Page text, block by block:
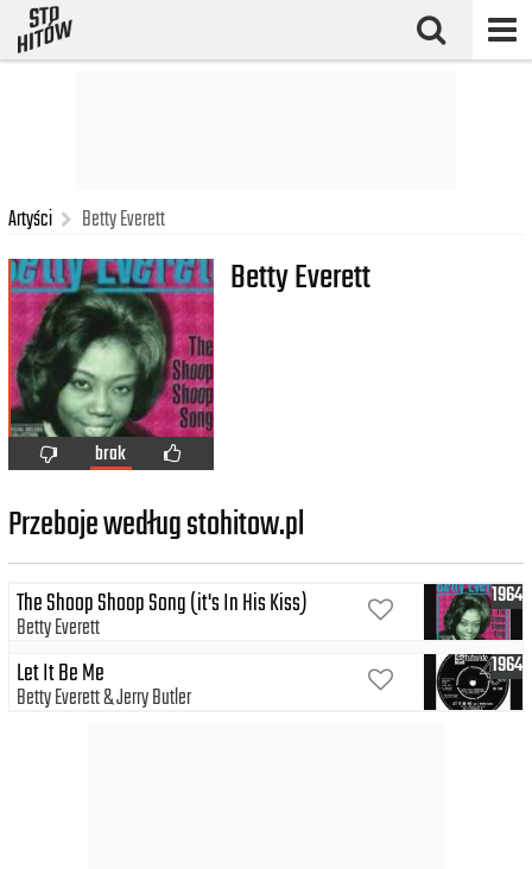
Artyści Betty Everett
brak
Betty Everett
Przeboje według stohitow.pl
1964
The Shoop Shoop Song (it's In His Kiss)
Betty Everett
1964
Let It Be Me
Betty Everett Jerry Butler